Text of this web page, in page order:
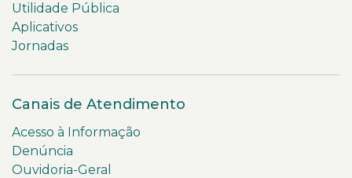
Utilidade Pública
Aplicativos
Jornadas
Canais de Atendimento
Acesso à Informação
Denúncia
Ouvidoria-Geral